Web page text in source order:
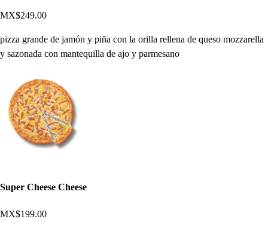
MX$249.00
pizza grande de jamón y piña con la orilla rellena de queso mozzarella
y sazonada con mantequilla de ajo y parmesano
Super Cheese Cheese
MX$199.00